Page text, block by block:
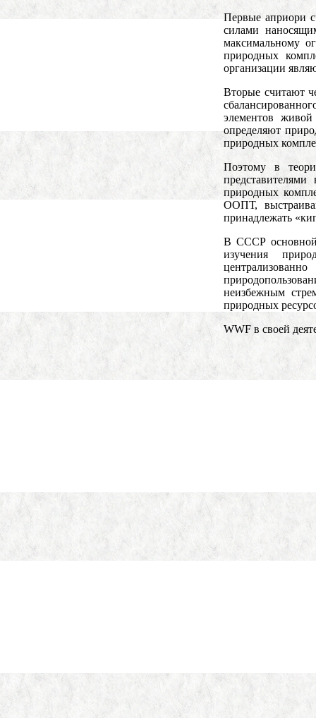
Первые априори
силами
максимальному
природных
организации
Вторые считают
элементов
определяют
природных
Поэтому в
природных
ООПТ,
принадлежать
В СССР основной
изучения
неизбежным
природных
WWF в своей